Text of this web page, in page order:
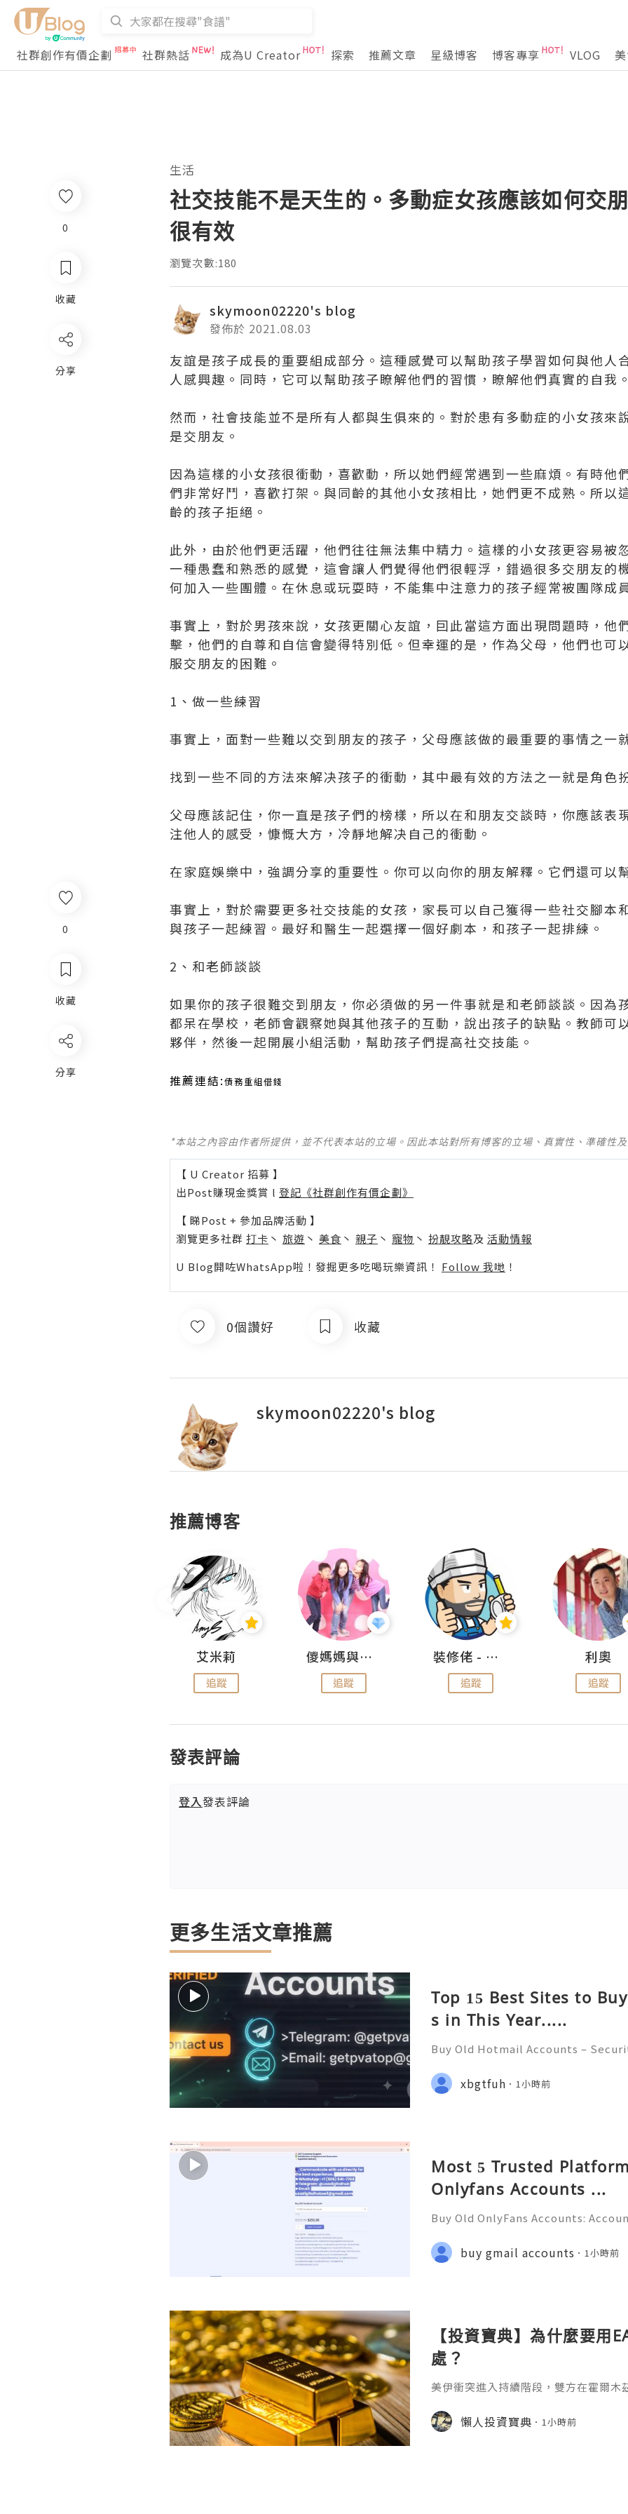
社群創作有價企劃 社群熱話 成為U Creator 探索 推薦文章 星級博客 博客專享 VLOG
0
收藏
分享
生活
社交技能不是天生的。多動症女孩應該如何交
很有效
瀏覽次數:180
skymoon02220's blog
發佈於 2021.08.03
友誼是孩子成長的重要組成部分。這種感覺可以幫助孩子學習如何與他人
人感興趣。同時，它可以幫助孩子瞭解他們的習慣，瞭解他們真實的自我
然而，社會技能並不是所有人都與生俱來的。對於患有多動症的小女孩來
是交朋友。
因為這樣的小女孩很衝動，喜歡動，所以她們經常遇到一些麻煩。有時他
們非常好鬥，喜歡打架。與同齡的其他小女孩相比，她們更不成熟。所以
齡的孩子拒絕。
此外，由於他們更活躍，他們往往無法集中精力。這樣的小女孩更容易被
一種愚蠢和熟悉的感覺，這會讓人們覺得他們很輕浮，錯過很多交朋友的
何加入一些團體。在休息或玩耍時，不能集中注意力的孩子經常被團隊成
事實上，對於男孩來說，女孩更關心友誼，囙此當這方面出現問題時，他
擊，他們的自尊和自信會變得特別低。但幸運的是，作為父母，他們也可
服交朋友的困難。
1、做一些練習
事實上，面對一些難以交到朋友的孩子，父母應該做的最重要的事情之一
找到一些不同的方法來解决孩子的衝動，其中最有效的方法之一就是角色
父母應該記住，你一直是孩子們的榜樣，所以在和朋友交談時，你應該表
注他人的感受，慷慨大方，冷靜地解决自己的衝動。
在家庭娛樂中，強調分享的重要性。你可以向你的朋友解釋。它們還可以
事實上，對於需要更多社交技能的女孩，家長可以自己獲得一些社交腳本
與孩子一起練習。最好和醫生一起選擇一個好劇本，和孩子一起排練。
2、和老師談談
如果你的孩子很難交到朋友，你必須做的另一件事就是和老師談談。因為
都呆在學校，老師會觀察她與其他孩子的互動，說出孩子的缺點。教師可
夥伴，然後一起開展小組活動，幫助孩子們提高社交技能。
推薦連結:債務重組借錢
*本站之內容由作者所提供，並不代表本站的立場。因此本站對所有博客的立場、真實性、準確性
【 U Creator 招募 】
出Post賺現金獎賞 l 登記《社群創作有價企劃》
【 睇Post + 參加品牌活動 】
瀏覽更多社群 打卡 丶 旅遊 丶 美食 丶 親子 丶 寵物 丶 扮靚攻略及 活動情報
U Blog開咗WhatsApp啦！發掘更多吃喝玩樂資訊！ Follow 我哋 ！
0個讚好 收藏
skymoon02220's blog
推薦博客
艾米莉
追蹤
儍媽媽與兩隻小魔怪之家
追蹤
裝修佬 - 香港一站式網上裝修平台
追蹤
利奧
追蹤
發表評論
登入發表評論
更多生活文章推薦
Top 15 Best Sites to
s in This Year.....
Buy Old Hotmail Accounts –
STANT REPLY GUARANTEED
pvatop ⚡️📢👤🔔 Telegram
xbgtfuh 1小時前
Most 5 Trusted
Onlyfans Accounts ...
Buy Old OnlyFans Accounts:
💎💲💫🌐✨💎Fast & Reliable 24/7
🌐✨💎WhatsApp :+1 (506) 541-7768
buy gmail accounts 1小時前
【投資寶典】為什麼要用
處？
美伊衝突進入持續階段，雙方在霍爾
100美元，雖有所回落但仍處高位。金
行壓力增大，黃金作為零收益資產，在
懶人投資寶典 1小時前
0
收藏
分享